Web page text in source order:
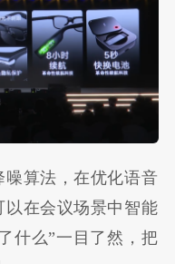
算法，在优化语音
在会议场景中智能
什么”一目了然，把